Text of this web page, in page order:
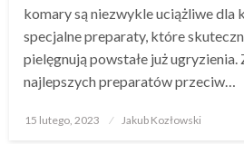
komary są niezwykle uciążliwe dla
specjalne preparaty, które
pielęgnują powstałe już
najlepszych preparatów przeciw…
Opublikowane
15 lutego, 2023 Jakub Kozłowski